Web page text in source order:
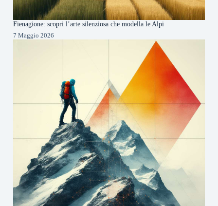
Fienagione: scopri l’arte silenziosa che modella le Alpi
7 Maggio 2026